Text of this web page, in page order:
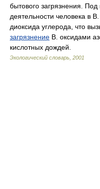
бытового загрязнения.
деятельности человека в
диоксида углерода, что
загрязнение В. оксидами
кислотных дождей.
Экологический словарь 2001